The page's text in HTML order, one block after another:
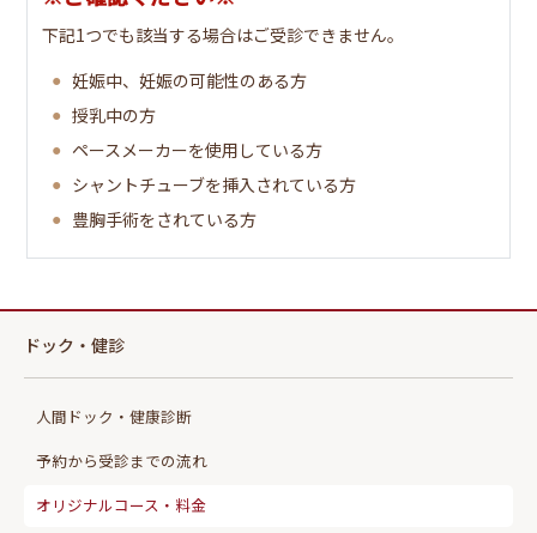
・マンモグラフィー(2方向)
子宮頸部細胞診
骨密度
同年齢比・若年齢比
下記1つでも該当する場合はご受診できません。
妊娠中、妊娠の可能性のある方
授乳中の方
ペースメーカーを使用している方
シャントチューブを挿入されている方
豊胸手術をされている方
ドック・健診
人間ドック・健康診断
予約から受診までの流れ
オリジナルコース・料金